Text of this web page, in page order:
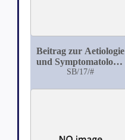
Beitrag zur Aetiologie
und Symptomatologie
des Hydrocephalus
SB/17/#